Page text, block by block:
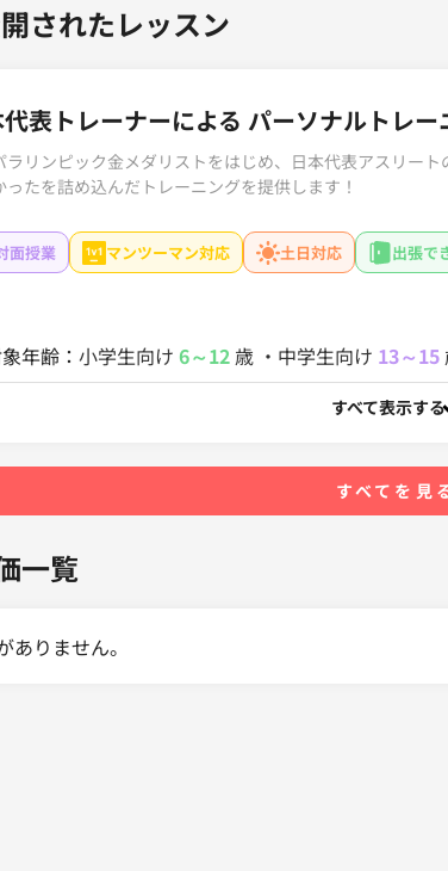
されたレッスン
代表トレーナーによる パーソナルトレー
ラリンピック金メダリストをはじめ、日本代表アスリー
ったを詰め込んだトレーニングを提供します！
面授業 マンツーマン対応 土日対応 出張で
年齢： 小学生向け 6～12歳 ・ 中学生向け 13～15
すべて表示する
すべてを見
一覧
ありません。